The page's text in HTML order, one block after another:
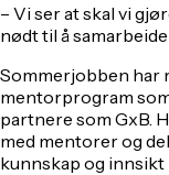
– Vi ser at skal vi
nødt til å
Sommerjobben har
mentorprogram
partnere som GxB.
med mentorer og
kunnskap og innsikt